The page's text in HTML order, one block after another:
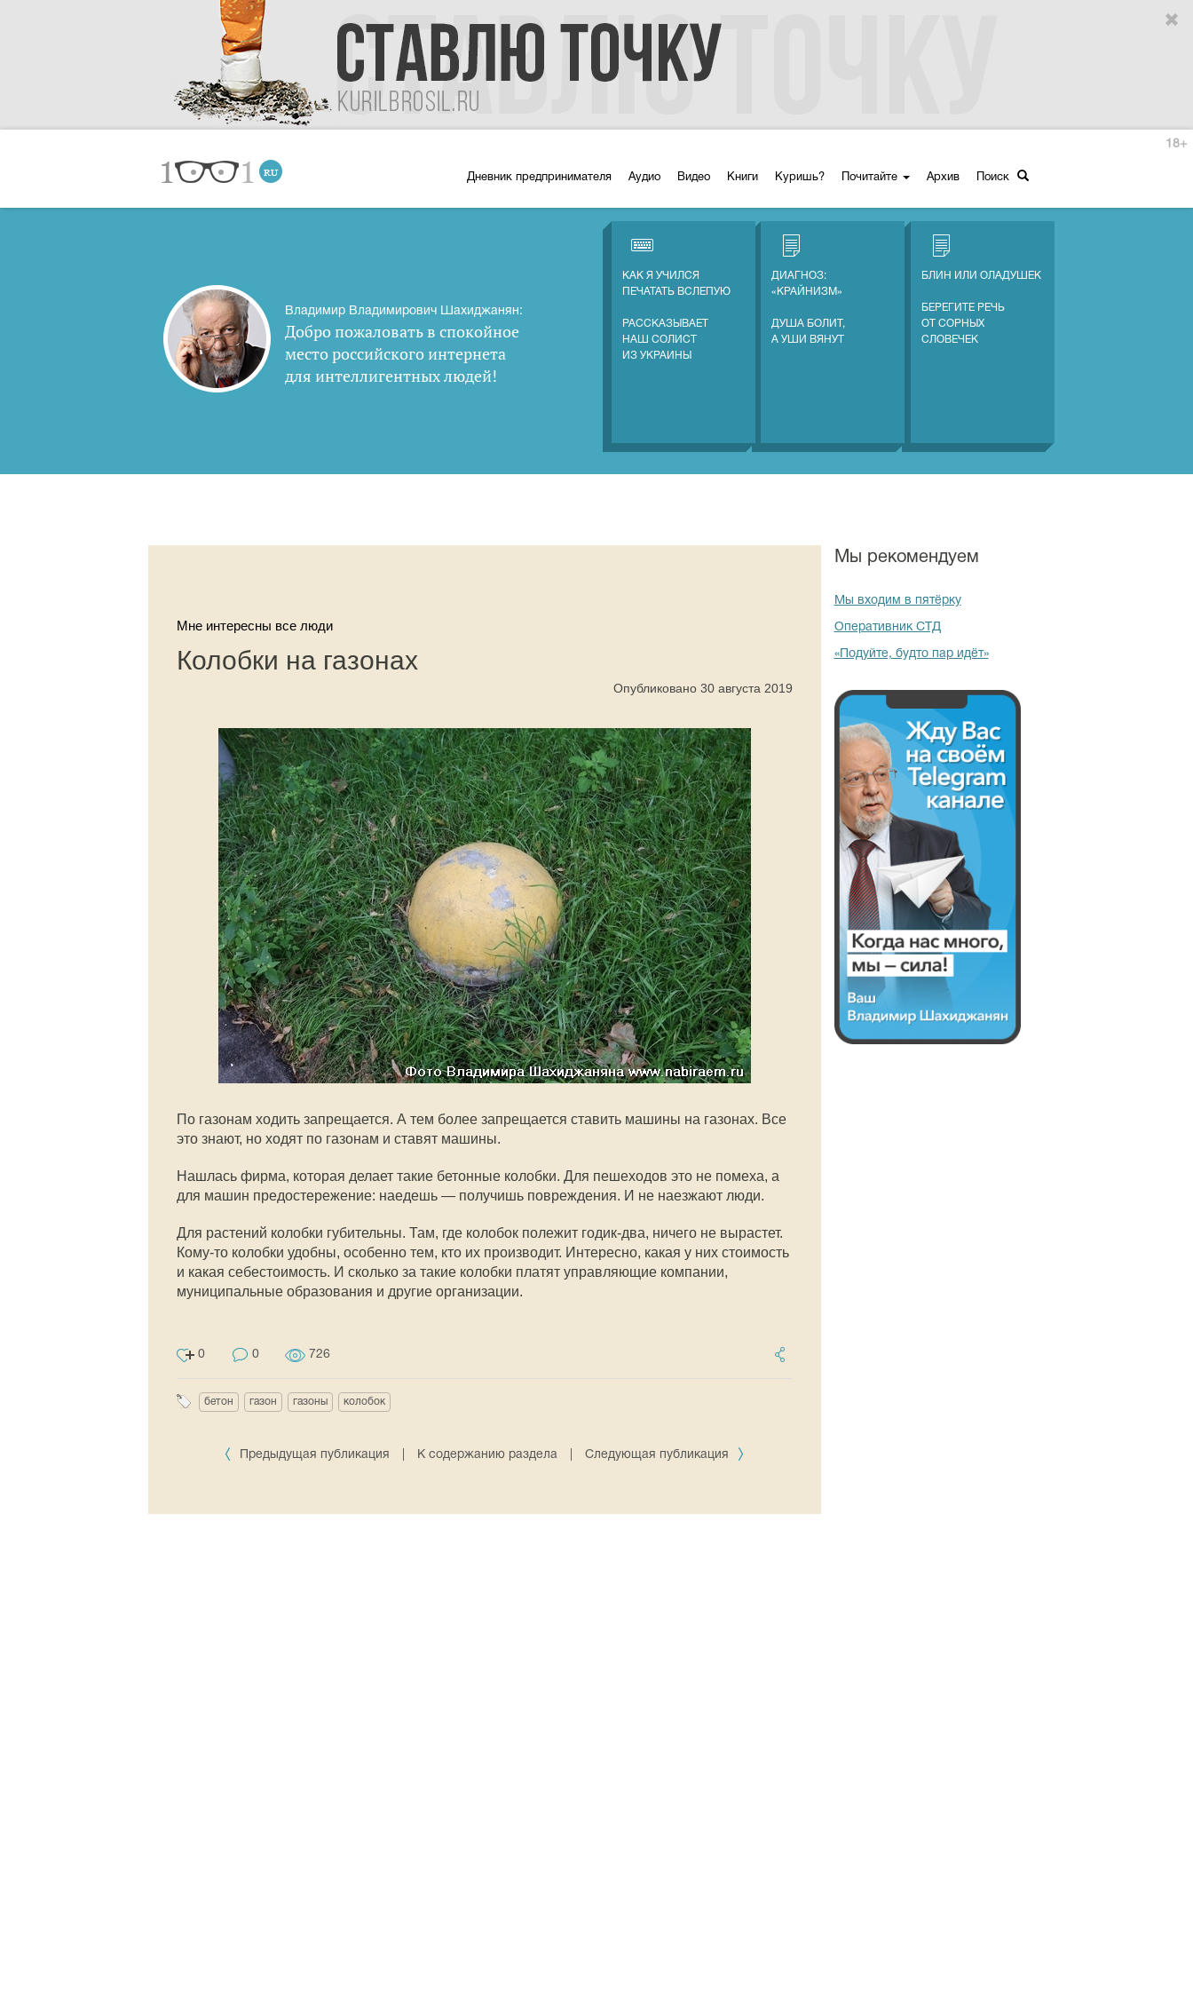
Дневник предпринимателя Аудио Видео Книги Куришь? Почитайте Архив Поиск
18+
Владимир Владимирович Шахиджанян:
Добро пожаловать в спокойное
место российского интернета
для интеллигентных людей!
КАК Я УЧИЛСЯ
ПЕЧАТАТЬ ВСЛЕПУЮ
РАССКАЗЫВАЕТ
НАШ СОЛИСТ
ИЗ УКРАИНЫ
ДИАГНОЗ:
«КРАЙНИЗМ»
ДУША БОЛИТ,
А УШИ ВЯНУТ
БЛИН ИЛИ ОЛАДУШЕК
БЕРЕГИТЕ РЕЧЬ
ОТ СОРНЫХ
СЛОВЕЧЕК
Мне интересны все люди
Колобки на газонах
Опубликовано 30 августа 2019
По газонам ходить запрещается. А тем более запрещается ставить машины на газонах. Все
это знают, но ходят по газонам и ставят машины.
Нашлась фирма, которая делает такие бетонные колобки. Для пешеходов это не помеха, а
для машин предостережение: наедешь — получишь повреждения. И не наезжают люди.
Для растений колобки губительны. Там, где колобок полежит годик-два, ничего не вырастет.
Кому-то колобки удобны, особенно тем, кто их производит. Интересно, какая у них стоимость
и какая себестоимость. И сколько за такие колобки платят управляющие компании,
муниципальные образования и другие организации.
0 0 726
бетон газон газоны колобок
Предыдущая публикация К содержанию раздела Следующая публикация
Мы рекомендуем
Мы входим в пятёрку
Оперативник СТД
«Подуйте, будто пар идёт»